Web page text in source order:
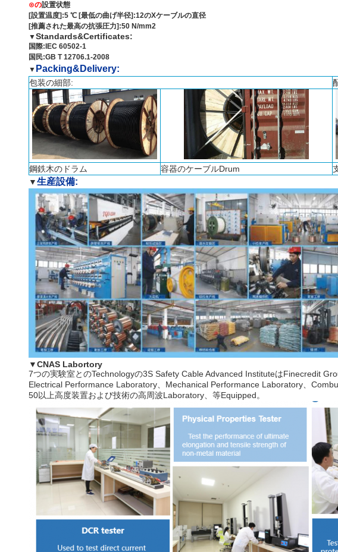
⊙の設置状態
[設置温度]:5 ℃ [最低の曲げ半径]:12のXケーブルの直径
[推薦された最高の抗張圧力]:50 N/mm2
▼Standards&Certificates:
国際:IEC 60502-1
国民:GB T 12706.1-2008
▼ Packing&Delivery:
包装の細部:
鋼鉄木のドラム 容器のケーブルDrum
▼生産設備:
▼CNAS Labortory
7つの実験室とのTechnologyの3S Safety Cable Advanced InstituteはFinecredit
Electrical Performance Laboratory、Mechanical Performance Laboratory、
50以上高度装置および技術の高周波Laboratory、等Equipped。